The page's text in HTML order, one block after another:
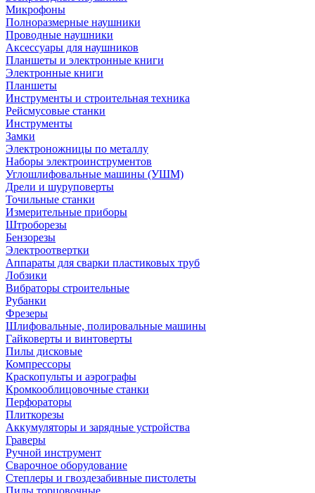
Микрофоны
Полноразмерные наушники
Проводные наушники
Аксессуары для наушников
Планшеты и электронные книги
Электронные книги
Планшеты
Инструменты и строительная техника
Рейсмусовые станки
Инструменты
Замки
Электроножницы по металлу
Наборы электроинструментов
Углошлифовальные машины (УШМ)
Дрели и шуруповерты
Точильные станки
Измерительные приборы
Штроборезы
Бензорезы
Электроотвертки
Аппараты для сварки пластиковых труб
Лобзики
Вибраторы строительные
Рубанки
Фрезеры
Шлифовальные, полировальные машины
Гайковерты и винтоверты
Пилы дисковые
Компрессоры
Краскопульты и аэрографы
Кромкооблицовочные станки
Перфораторы
Плиткорезы
Аккумуляторы и зарядные устройства
Граверы
Ручной инструмент
Сварочное оборудование
Степлеры и гвоздезабивные пистолеты
Пилы торцовочные